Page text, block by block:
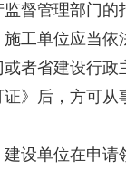
督管理部门的
单位应当依
者省建设行政
》后，方可从
单位在申请